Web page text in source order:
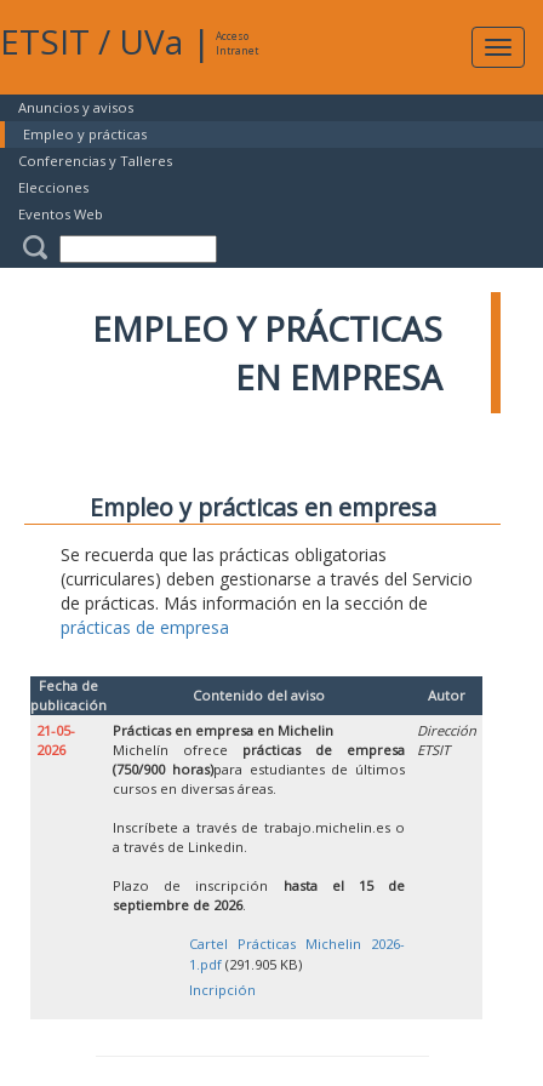
ETSIT / UVa |
Acceso
Intranet
Anuncios y avisos
Empleo y prácticas
Conferencias y Talleres
Elecciones
Eventos Web
EMPLEO Y PRÁCTICAS
EN EMPRESA
Empleo y prácticas en empresa
Se recuerda que las prácticas obligatorias
(curriculares) deben gestionarse a través del Servicio
de prácticas. Más información en la sección de
prácticas de empresa
Fecha de
publicación
Contenido del aviso
Autor
21-05-
2026
Prácticas en empresa en Michelin
Michelín ofrece prácticas de empresa
(750/900 horas)para estudiantes de últimos
cursos en diversas áreas.
Inscríbete a través de trabajo.michelin.es o
a través de Linkedin.
Plazo de inscripción hasta el 15 de
septiembre de 2026.
Cartel Prácticas Michelin 2026-
1.pdf (291.905 KB)
Incripción
Dirección
ETSIT